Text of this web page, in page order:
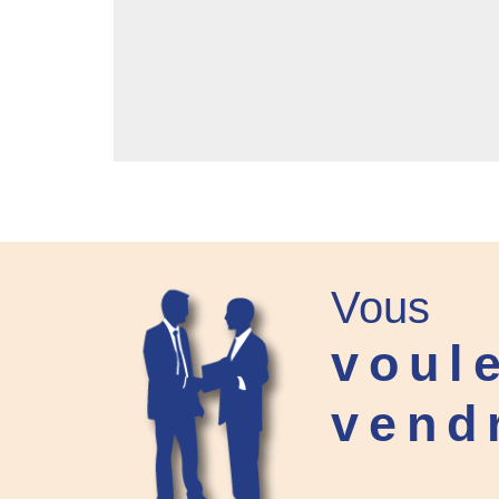
Vous